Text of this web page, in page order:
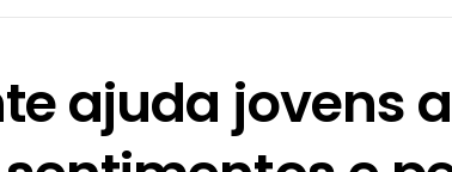
ajuda jovens